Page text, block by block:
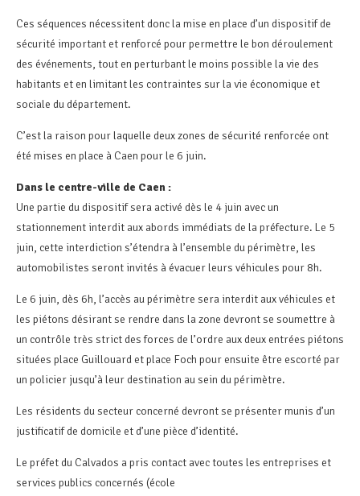
Ces séquences nécessitent donc la mise en place d’un dispositif de
sécurité important et renforcé pour permettre le bon déroulement
des événements, tout en perturbant le moins possible la vie des
habitants et en limitant les contraintes sur la vie économique et
sociale du département.
C’est la raison pour laquelle deux zones de sécurité renforcée ont
été mises en place à Caen pour le 6 juin.
Dans le centre-ville de Caen :
Une partie du dispositif sera activé dès le 4 juin avec un
stationnement interdit aux abords immédiats de la préfecture. Le 5
juin, cette interdiction s’étendra à l’ensemble du périmètre, les
automobilistes seront invités à évacuer leurs véhicules pour 8h.
Le 6 juin, dès 6h, l’accès au périmètre sera interdit aux véhicules et
les piétons désirant se rendre dans la zone devront se soumettre à
un contrôle très strict des forces de l’ordre aux deux entrées piétons
situées place Guillouard et place Foch pour ensuite être escorté par
un policier jusqu’à leur destination au sein du périmètre.
Les résidents du secteur concerné devront se présenter munis d’un
justificatif de domicile et d’une pièce d’identité.
Le préfet du Calvados a pris contact avec toutes les entreprises et
services publics concernés (école